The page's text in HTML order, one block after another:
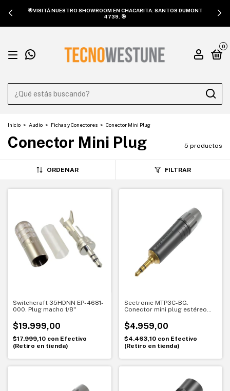
🎯VISITÁ NUESTRO SHOWROOM EN CHACARITA: SANTOS DUMONT
4739. 🎯
0
Inicio > Audio > Fichas y Conectores > Conector Mini Plug
Conector Mini Plug 5 productos
ORDENAR FILTRAR
Switchcraft 35HDNN EP-4681-
000. Plug macho 1/8"
$19.999,00
$17.999,10 con Efectivo
(Retiro en tienda)
Seetronic MTP3C-BG.
Conector mini plug estéreo
precisa con contacto dorado
$4.959,00
$4.463,10 con Efectivo
(Retiro en tienda)